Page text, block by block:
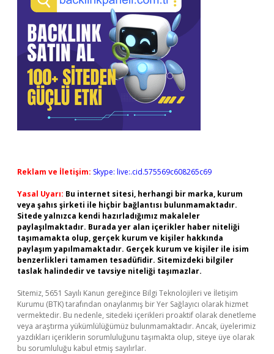
Reklam ve İletişim: Skype: live:.cid.575569c608265c69
Yasal Uyarı: Bu internet sitesi, herhangi bir marka, kurum
veya şahıs şirketi ile hiçbir bağlantısı bulunmamaktadır.
Sitede yalnızca kendi hazırladığımız makaleler
paylaşılmaktadır. Burada yer alan içerikler haber niteliği
taşımamakta olup, gerçek kurum ve kişiler hakkında
paylaşım yapılmamaktadır. Gerçek kurum ve kişiler ile isim
benzerlikleri tamamen tesadüfidir. Sitemizdeki bilgiler
taslak halindedir ve tavsiye niteliği taşımazlar.
Sitemiz, 5651 Sayılı Kanun gereğince Bilgi Teknolojileri ve İletişim
Kurumu (BTK) tarafından onaylanmış bir Yer Sağlayıcı olarak hizmet
vermektedir. Bu nedenle, sitedeki içerikleri proaktif olarak denetleme
veya araştırma yükümlülüğümüz bulunmamaktadır. Ancak, üyelerimiz
yazdıkları içeriklerin sorumluluğunu taşımakta olup, siteye üye olarak
bu sorumluluğu kabul etmiş sayılırlar.